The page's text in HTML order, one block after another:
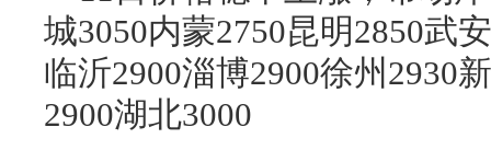
城3050内蒙2750昆明2850武
临沂2900淄博2900徐州2930
2900湖北3000